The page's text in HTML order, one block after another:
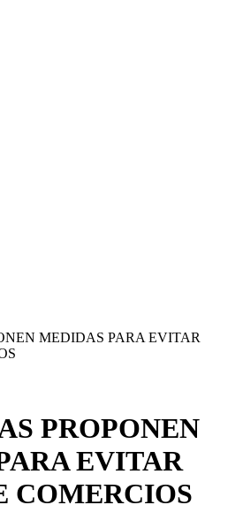
PROPONEN
EVITAR
COMERCIOS